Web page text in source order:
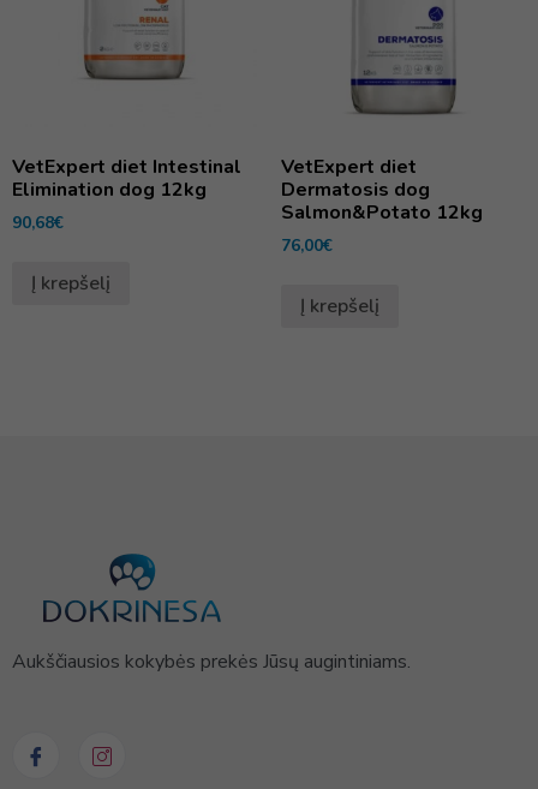
VetExpert diet Intestinal
Elimination dog 12kg
90,68€
Į krepšelį
VetExpert diet
Dermatosis dog
Salmon&Potato 12kg
76,00€
Į krepšelį
Aukščiausios kokybės prekės Jūsų augintiniams.